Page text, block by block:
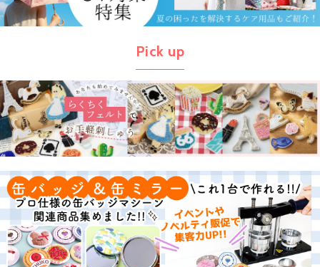
Pick up